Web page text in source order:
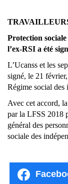
Protection
l’ex-RSI a été
L’Ucanss et les
signé, le 21
Régime social des
Avec cet accord,
par la LFSS 2018
général des
sociale des